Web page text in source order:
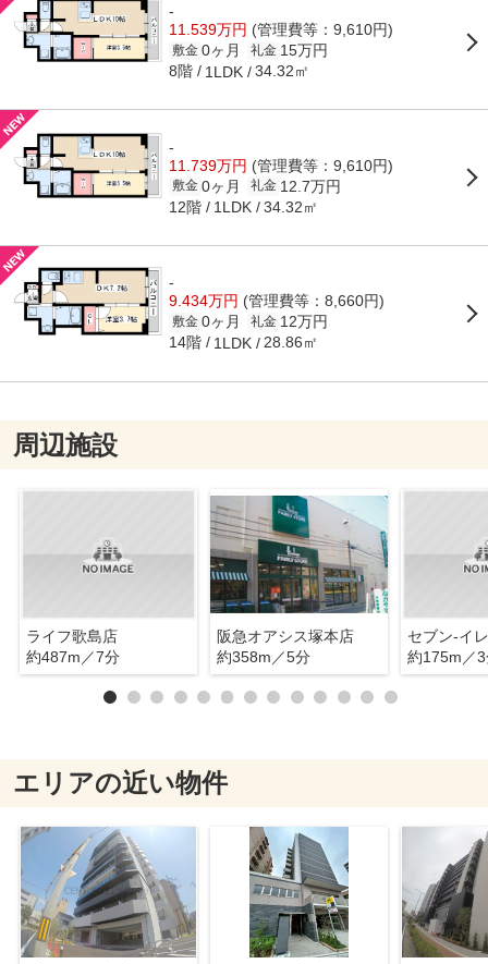
-
11.539万円 (管理費等：9,610円)
敷金 0ヶ月 礼金 15万円
8階 1LDK 34.32㎡
-
11.739万円 (管理費等：9,610円)
敷金 0ヶ月 礼金 12.7万円
12階 1LDK 34.32㎡
-
9.434万円 (管理費等：8,660円)
敷金 0ヶ月 礼金 12万円
14階 1LDK 28.86㎡
周辺施設
ライフ歌島店
約487m／7分
阪急オアシス塚本店
約358m／5分
約175m／
エリアの近い物件